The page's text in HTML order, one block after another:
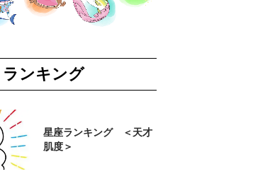
ランキング
星座ランキング ＜天才
肌度＞